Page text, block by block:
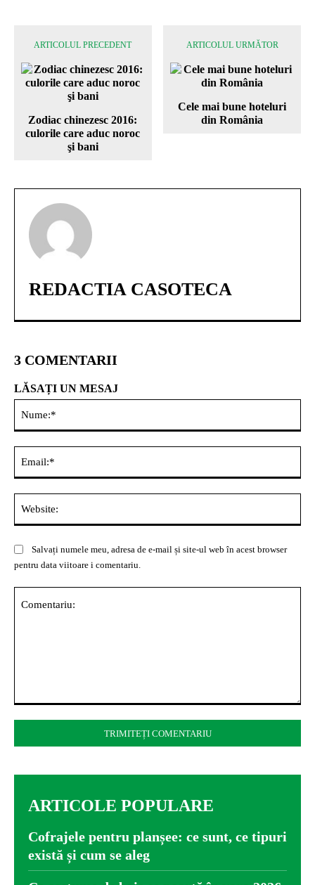
ARTICOLUL PRECEDENT
Zodiac chinezesc 2016:
culorile care aduc noroc
şi bani
ARTICOLUL URMĂTOR
Cele mai bune hoteluri
din România
REDACTIA CASOTECA
3 COMENTARII
LĂSAȚI UN MESAJ
Salvați numele meu, adresa de e-mail și site-ul web în acest browser
pentru data viitoare i comentariu.
ARTICOLE POPULARE
Cofrajele pentru planșee: ce sunt, ce tipuri
există și cum se aleg